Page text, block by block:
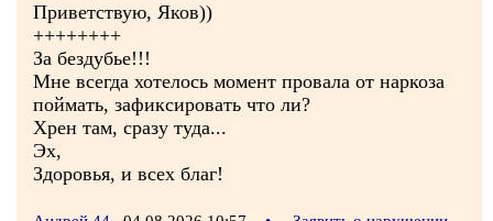
Приветствую, Яков))
++++++++
За бездубье!!!
Мне всегда хотелось момент провала от наркоза
поймать, зафиксировать что ли?
Хрен там, сразу туда...
Эх,
Здоровья, и всех благ!